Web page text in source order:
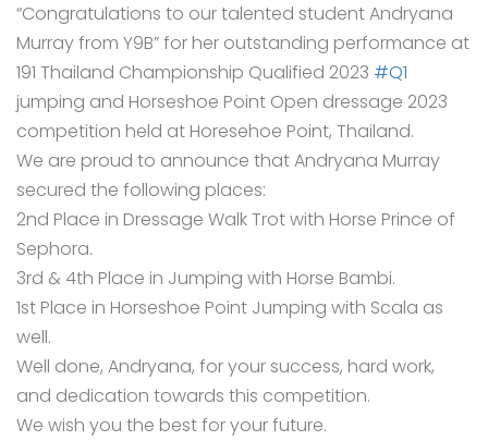
“Congratulations to our talented student Andryana
Murray from Y9B” for her outstanding performance at
191 Thailand Championship Qualified 2023 #Q1
jumping and Horseshoe Point Open dressage 2023
competition held at Horesehoe Point, Thailand.
We are proud to announce that Andryana Murray
secured the following places:
2nd Place in Dressage Walk Trot with Horse Prince of
Sephora.
3rd & 4th Place in Jumping with Horse Bambi.
1st Place in Horseshoe Point Jumping with Scala as
well.
Well done, Andryana, for your success, hard work,
and dedication towards this competition.
We wish you the best for your future.